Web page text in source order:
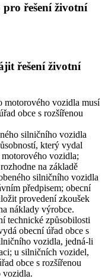
řešení životní
řešení životní
vozidla musí
obce s rozšířenou
silničního vozidla
který vydal
vozidla;
na základě
silničního vozidla
předpisem; obecní
provedení zkoušek
náklady výrobce.
technické způsobilosti
obecní úřad obce s
vozidla, jedná-li
u silničních vozidel,
obce s rozšířenou
vozidla.